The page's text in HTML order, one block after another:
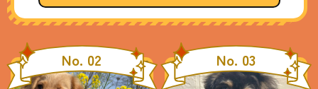
No. 02 No. 03